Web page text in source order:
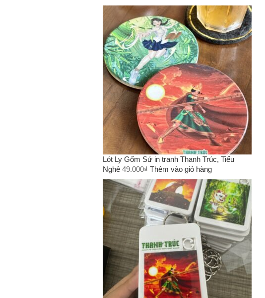
Lót Ly Gốm Sứ in tranh Thanh Trúc, Tiểu
Nghê 49.000₫ Thêm vào giỏ hàng